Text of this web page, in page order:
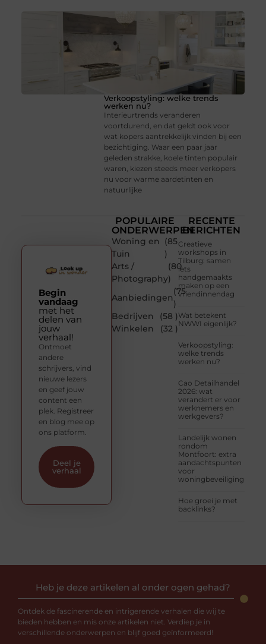
Verkoopstyling: welke trends
werken nu?
Interieurtrends veranderen
voortdurend, en dat geldt ook voor
wat kopers aantrekkelijk vinden bij een
bezichtiging. Waar een paar jaar
geleden strakke, koele tinten populair
waren, kiezen steeds meer verkopers
nu voor warme aardetinten en
natuurlijke
POPULAIRE
ONDERWERPEN
Woning en
Tuin
(85
)
Arts /
Photography
(80
)
Aanbiedingen
(75
)
Bedrijven
(58 )
Winkelen
(32 )
RECENTE
BERICHTEN
Creatieve
workshops in
Tilburg: samen
iets
handgemaakts
maken op een
vriendinnendag
Wat betekent
NWWI eigenlijk?
Verkoopstyling:
welke trends
werken nu?
Cao Detailhandel
2026: wat
verandert er voor
werknemers en
werkgevers?
Landelijk wonen
rondom
Montfoort: extra
aandachtspunten
voor
woningbeveiliging
Hoe groei je met
backlinks?
Begin
vandaag
met het
delen van
jouw
verhaal!
Ontmoet
andere
schrijvers, vind
nieuwe lezers
en geef jouw
content een
plek. Registreer
en blog mee op
ons platform.
Deel je
verhaal
Heb je deze artikelen al onder ogen gehad?
Ontdek de fascinerende en intrigerende verhalen die wij te
bieden hebben en mis onze artikelen niet. Verdiep je in
verschillende onderwerpen en blijf goed geïnformeerd!